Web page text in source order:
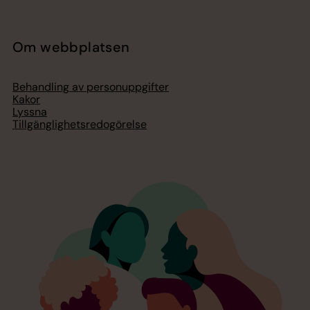
Om webbplatsen
Behandling av personuppgifter
Kakor
Lyssna
Tillgänglighetsredogörelse